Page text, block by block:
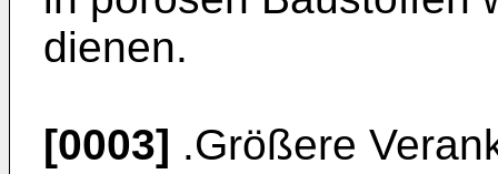
dienen.
[0003] .Größere